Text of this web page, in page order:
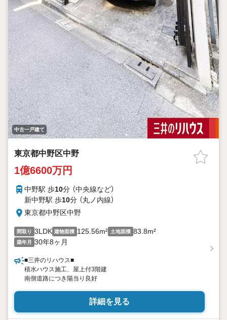
中古一戸建て
東京都中野区中野
1億6600万円
中野駅 歩10分 （中央線など）
新中野駅 歩10分 （丸ノ内線）
東京都中野区中野
間取り 3LDK 建物面積 125.56m² 土地面積 83.8m²
築年月 30年8ヶ月
■三井のリハウス■
積水ハウス施工、屋上付3階建
南側道路につき陽当り良好
詳細を見る